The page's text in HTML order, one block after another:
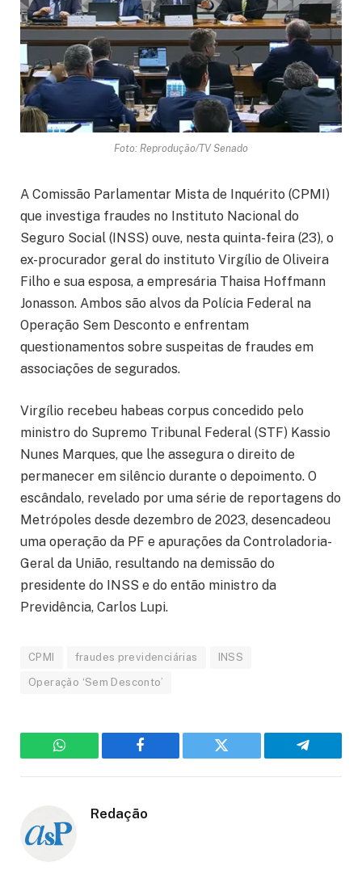
Foto: Reprodução/TV Senado
A Comissão Parlamentar Mista de Inquérito (CPMI)
que investiga fraudes no Instituto Nacional do
Seguro Social (INSS) ouve, nesta quinta-feira (23), o
ex-procurador geral do instituto Virgílio de Oliveira
Filho e sua esposa, a empresária Thaisa Hoffmann
Jonasson. Ambos são alvos da Polícia Federal na
Operação Sem Desconto e enfrentam
questionamentos sobre suspeitas de fraudes em
associações de segurados.
Virgílio recebeu habeas corpus concedido pelo
ministro do Supremo Tribunal Federal (STF) Kassio
Nunes Marques, que lhe assegura o direito de
permanecer em silêncio durante o depoimento. O
escândalo, revelado por uma série de reportagens do
Metrópoles desde dezembro de 2023, desencadeou
uma operação da PF e apurações da Controladoria-
Geral da União, resultando na demissão do
presidente do INSS e do então ministro da
Previdência, Carlos Lupi.
CPMI fraudes previdenciárias INSS
Operação ‘Sem Desconto’
WhatsApp Facebook Twitter Telegram
Redação